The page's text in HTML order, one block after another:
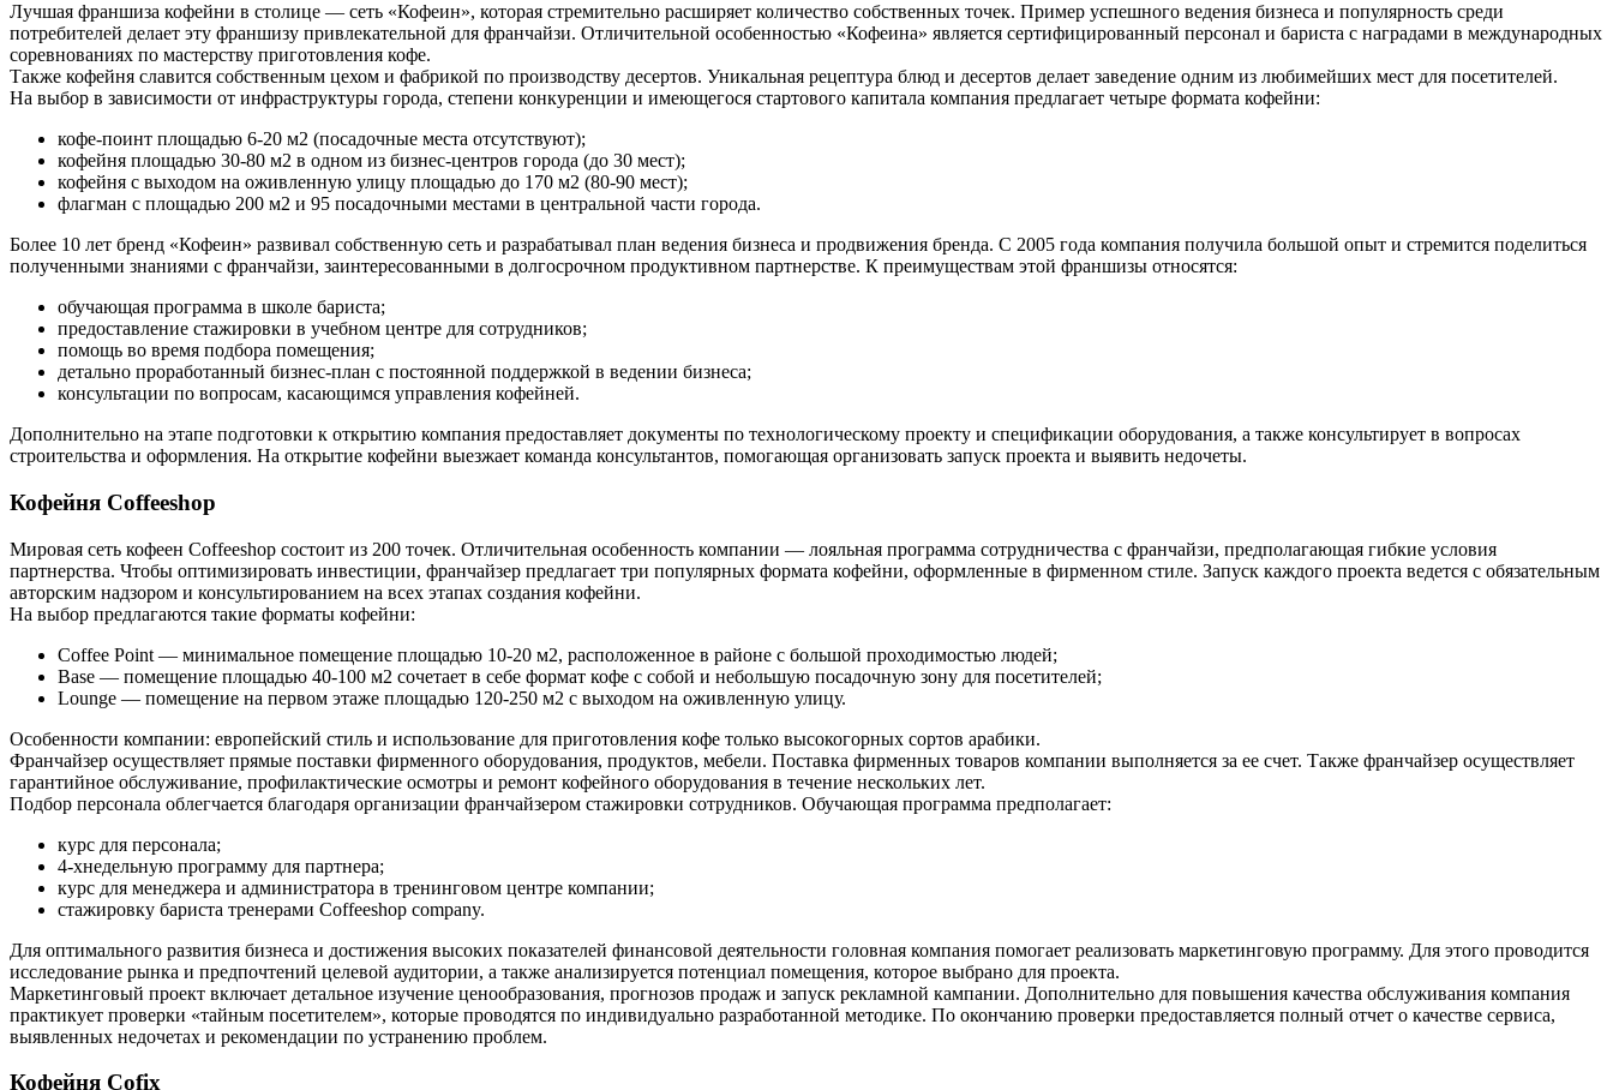
Лучшая франшиза кофейни в столице — сеть «Кофеин», которая стремительно расширяет количество собственных точек. Пример успешного ведения бизнеса и популярность среди
потребителей делает эту франшизу привлекательной для франчайзи. Отличительной особенностью «Кофеина» является сертифицированный персонал и бариста с наградами в международных
соревнованиях по мастерству приготовления кофе.
Также кофейня славится собственным цехом и фабрикой по производству десертов. Уникальная рецептура блюд и десертов делает заведение одним из любимейших мест для посетителей.
На выбор в зависимости от инфраструктуры города, степени конкуренции и имеющегося стартового капитала компания предлагает четыре формата кофейни:
кофе-поинт площадью 6-20 м2 (посадочные места отсутствуют);
кофейня площадью 30-80 м2 в одном из бизнес-центров города (до 30 мест);
кофейня с выходом на оживленную улицу площадью до 170 м2 (80-90 мест);
флагман с площадью 200 м2 и 95 посадочными местами в центральной части города.
Более 10 лет бренд «Кофеин» развивал собственную сеть и разрабатывал план ведения бизнеса и продвижения бренда. С 2005 года компания получила большой опыт и стремится поделиться
полученными знаниями с франчайзи, заинтересованными в долгосрочном продуктивном партнерстве. К преимуществам этой франшизы относятся:
обучающая программа в школе бариста;
предоставление стажировки в учебном центре для сотрудников;
помощь во время подбора помещения;
детально проработанный бизнес-план с постоянной поддержкой в ведении бизнеса;
консультации по вопросам, касающимся управления кофейней.
Дополнительно на этапе подготовки к открытию компания предоставляет документы по технологическому проекту и спецификации оборудования, а также консультирует в вопросах
строительства и оформления. На открытие кофейни выезжает команда консультантов, помогающая организовать запуск проекта и выявить недочеты.
Кофейня Coffeeshop
Мировая сеть кофеен Coffeeshop состоит из 200 точек. Отличительная особенность компании — лояльная программа сотрудничества с франчайзи, предполагающая гибкие условия
партнерства. Чтобы оптимизировать инвестиции, франчайзер предлагает три популярных формата кофейни, оформленные в фирменном стиле. Запуск каждого проекта ведется с обязательным
авторским надзором и консультированием на всех этапах создания кофейни.
На выбор предлагаются такие форматы кофейни:
Coffee Point — минимальное помещение площадью 10-20 м2, расположенное в районе с большой проходимостью людей;
Base — помещение площадью 40-100 м2 сочетает в себе формат кофе с собой и небольшую посадочную зону для посетителей;
Lounge — помещение на первом этаже площадью 120-250 м2 с выходом на оживленную улицу.
Особенности компании: европейский стиль и использование для приготовления кофе только высокогорных сортов арабики.
Франчайзер осуществляет прямые поставки фирменного оборудования, продуктов, мебели. Поставка фирменных товаров компании выполняется за ее счет. Также франчайзер осуществляет
гарантийное обслуживание, профилактические осмотры и ремонт кофейного оборудования в течение нескольких лет.
Подбор персонала облегчается благодаря организации франчайзером стажировки сотрудников. Обучающая программа предполагает:
курс для персонала;
4-хнедельную программу для партнера;
курс для менеджера и администратора в тренинговом центре компании;
стажировку бариста тренерами Coffeeshop company.
Для оптимального развития бизнеса и достижения высоких показателей финансовой деятельности головная компания помогает реализовать маркетинговую программу. Для этого проводится
исследование рынка и предпочтений целевой аудитории, а также анализируется потенциал помещения, которое выбрано для проекта.
Маркетинговый проект включает детальное изучение ценообразования, прогнозов продаж и запуск рекламной кампании. Дополнительно для повышения качества обслуживания компания
практикует проверки «тайным посетителем», которые проводятся по индивидуально разработанной методике. По окончанию проверки предоставляется полный отчет о качестве сервиса,
выявленных недочетах и рекомендации по устранению проблем.
Кофейня Cofix